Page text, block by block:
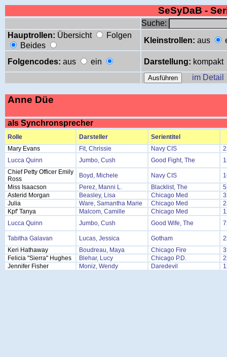
SeSyDaB -
Suche:
Hauptrollen: Übersicht
Folgen
Beides
Kleinstrollen: aus
Folgencodes: aus ein Darstellung: kompakt
im Detail
Anne Düe
als Synchronsprecher
Rolle Darsteller
Serientitel
Mary Evans
Fit, Chrissie Navy CIS
Lucca Quinn
Jumbo, Cush Good Fight, The
Chief Petty Officer Emily
Ross
Boyd, Michele Navy CIS
Miss Isaacson
Perez, Manni L. Blacklist, The
Asterid Morgan
Beasley, Lisa Chicago Med
Julia
Ware, Samantha Marie Chicago Med
Kpf' Tanya
Malcom, Camille Chicago Med
Lucca Quinn
Jumbo, Cush Good Wife, The
Tabitha Galavan Lucas, Jessica Gotham
Keri Hathaway
Boudreau, Maya Chicago Fire
Felicia "Sierra" Hughes
Blehar, Lucy Chicago P.D.
Jennifer Fisher
Moniz, Wendy Daredevil